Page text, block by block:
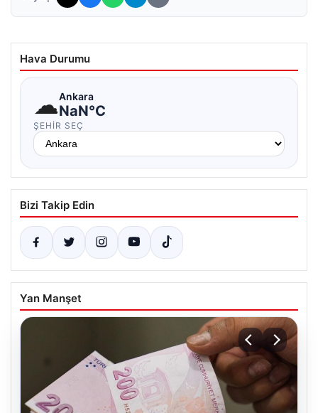
Hava Durumu
☁Ankara
NaN°C
ŞEHIR SEÇ
Bizi Takip Edin
Yan Manşet